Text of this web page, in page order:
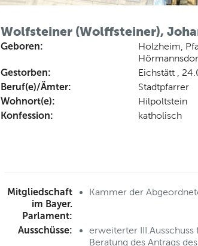
Wolfsteiner (Wolffsteiner),
Geboren:
Holzheim,
Gestorben: Eichstätt ,
Beruf(e)/Ämter: Stadtpfarrer
Wohnort(e): Hilpoltstein
Konfession: katholisch
Mitgliedschaft
im Bayer.
Parlament:
Kammer der
Ausschüsse:
erweiterter
Beratung des Antrags